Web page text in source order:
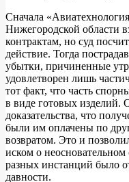
Сначала
Нижегородской области
контрактам, но суд
действие. Тогда
убытки, причиненные
удовлетворен лишь
тот факт, что часть
в виде готовых изделий.
доказательства, что
были им оплачены по
возвратом. Это и
иском о
разных инстанций было
давности.